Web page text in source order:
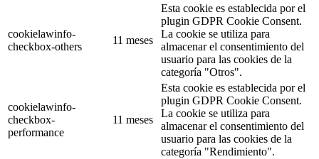
cookielawinfo-
checkbox-others
11 meses
Esta cookie es establecida por el
plugin GDPR Cookie Consent.
La cookie se utiliza para
almacenar el consentimiento del
usuario para las cookies de la
categoría "Otros".
cookielawinfo-
checkbox-
performance
11 meses
Esta cookie es establecida por el
plugin GDPR Cookie Consent.
La cookie se utiliza para
almacenar el consentimiento del
usuario para las cookies de la
categoría "Rendimiento".